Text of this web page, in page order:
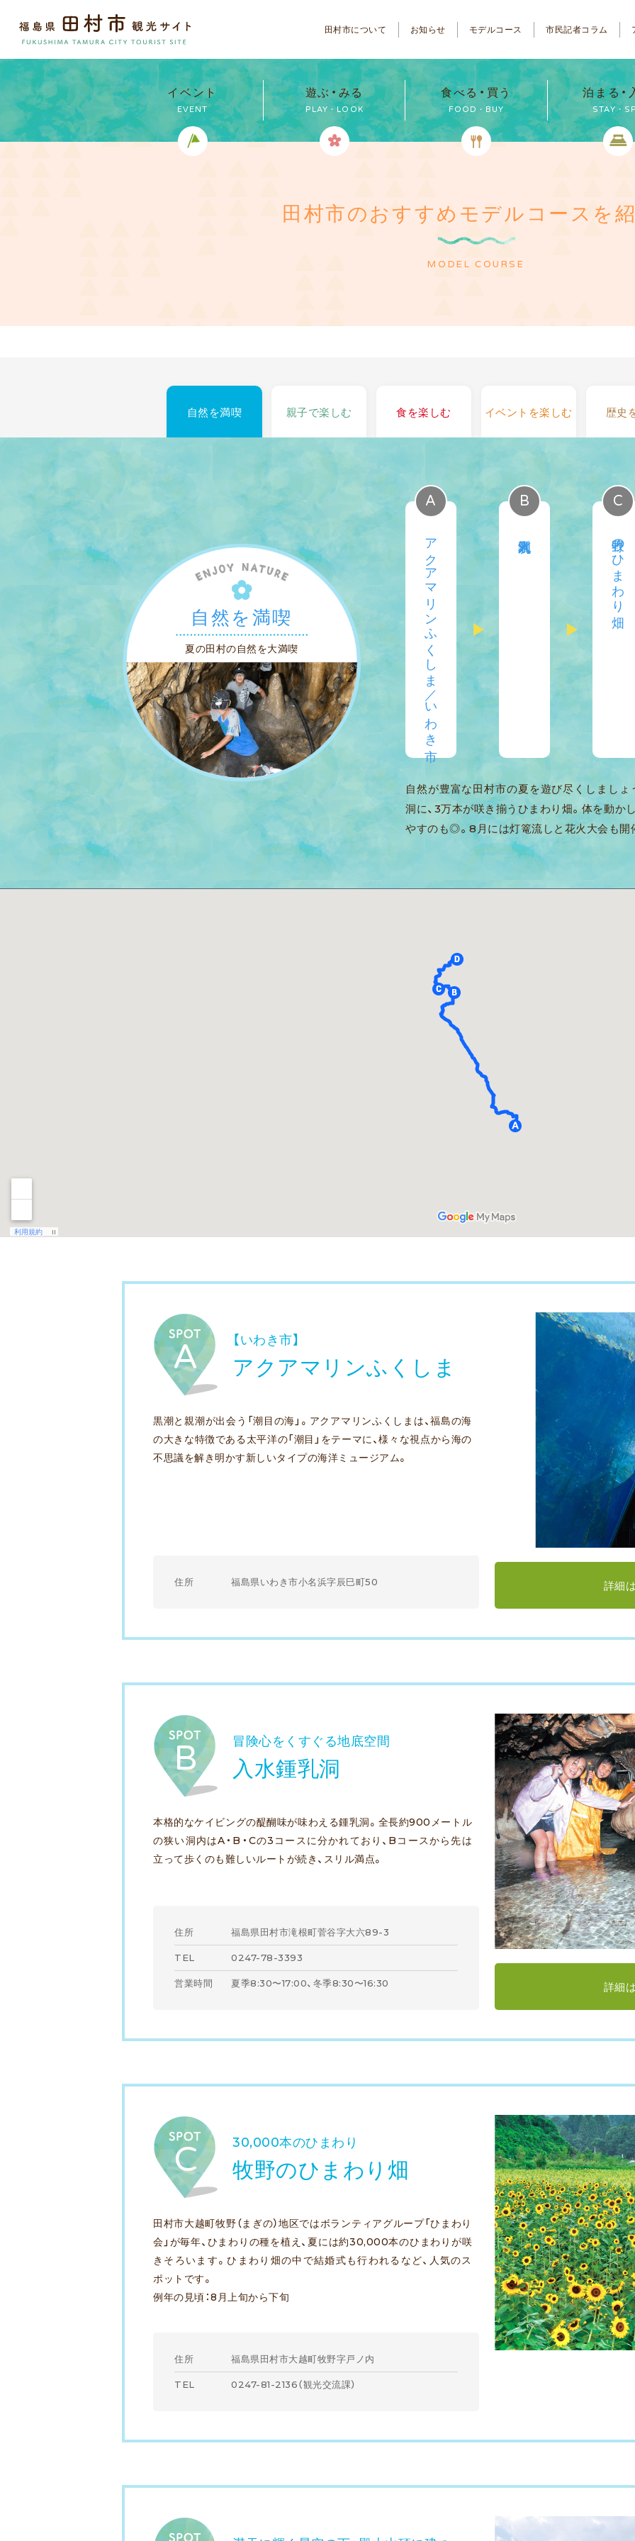
田村市について お知らせ モデルコース 市民記者コラム
イベント
EVENT
遊ぶ・みる
PLAY・LOOK
食べる・買う
FOOD・BUY
泊まる・
STAY・
田村市のおすすめモデルコースを紹
MODEL COURSE
自然を満喫 親子で楽しむ 食を楽しむ イベントを楽しむ 歴史
自然を満喫
夏の田村の自然を大満喫 アクアマリンふくしま／いわき市 牧野のひまわり畑
自然が豊富な田村市の夏を遊び尽くしまし
洞に、3万本が咲き揃うひまわり畑。体を動か
やすのも◎。8月には灯篭流しと花火大会も開
【いわき市】
アクアマリンふくしま
黒潮と親潮が出会う「潮目の海」。アクアマリンふくしまは、福島の海
の大きな特徴である太平洋の「潮目」をテーマに、様々な視点から海の
不思議を解き明かす新しいタイプの海洋ミュージアム。
住所 福島県いわき市小名浜字辰巳町50 詳細
冒険心をくすぐる地底空間
入水鍾乳洞
本格的なケイビングの醍醐味が味わえる鍾乳洞。全長約900メートル
の狭い洞内はA・B・Cの3コースに分かれており、Bコースから先は
立って歩くのも難しいルートが続き、スリル満点。
住所 福島県田村市滝根町菅谷字大六89-3
TEL 0247-78-3393
営業時間 夏季8:30〜17:00、冬季8:30〜16:30 詳細
30,000本のひまわり
牧野のひまわり畑
田村市大越町牧野（まぎの）地区ではボランティアグループ「ひまわり
会」が毎年、ひまわりの種を植え、夏には約30,000本のひまわりが咲
きそろいます。ひまわり畑の中で結婚式も行われるなど、人気のス
ポットです。
例年の見頃：8月上旬から下旬
住所 福島県田村市大越町牧野字戸ノ内
TEL 0247-81-2136（観光交流課）